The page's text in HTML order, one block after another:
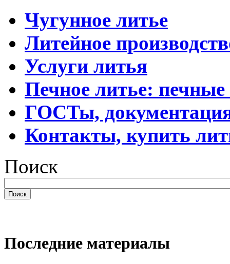
Чугунное литье
Литейное
Услуги литья
Печное литье:
ГОСТы,
Контакты, купить
Поиск
Поиск
Последние материалы